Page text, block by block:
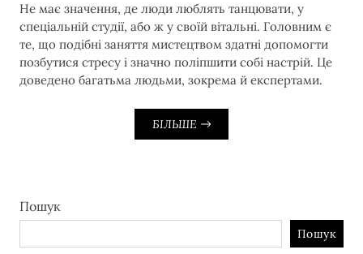
Не має значення, де люди люблять танцювати, у
спеціальній студії, або ж у своїй вітальні. Головним є
те, що подібні заняття мистецтвом здатні допомогти
позбутися стресу і значно поліпшити собі настрій. Це
доведено багатьма людьми, зокрема й експертами.
БІЛЬШЕ
Пошук
Пошук